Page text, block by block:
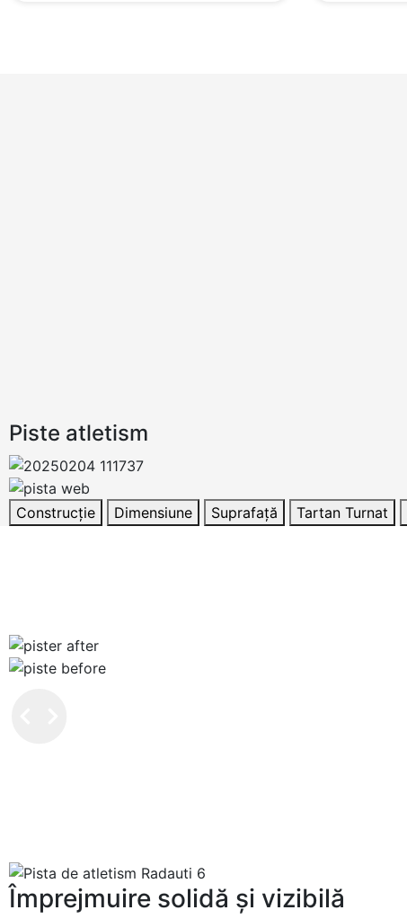
Piste atletism
Construcție Dimensiune Suprafață Tartan Turnat
Împrejmuire solidă şi vizibilă